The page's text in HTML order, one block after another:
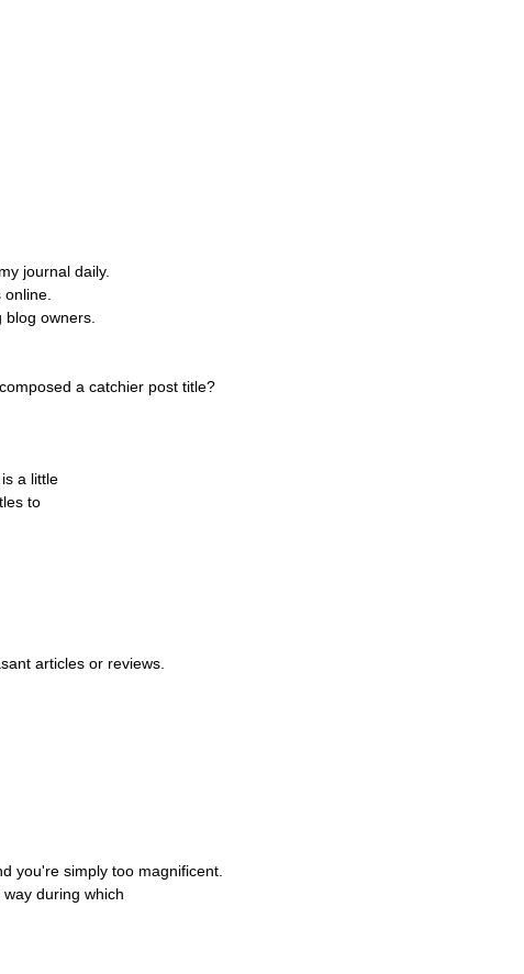
my journal daily.
online.
blog owners.
composed a catchier post title?
is a little
to
articles or reviews.
you're simply too magnificent.
way during which